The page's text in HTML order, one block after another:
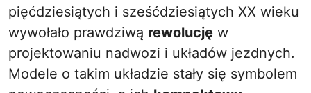
pięćdziesiątych i sześćdziesiątych XX wieku
wywołało prawdziwą rewolucję w
projektowaniu nadwozi i układów jezdnych.
Modele o takim układzie stały się symbolem